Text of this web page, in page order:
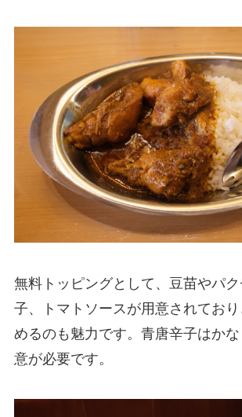
無料トッピングとして、豆苗やパ
子、トマトソースが用意されてお
めるのも魅力です。青唐辛子はか
意が必要です。